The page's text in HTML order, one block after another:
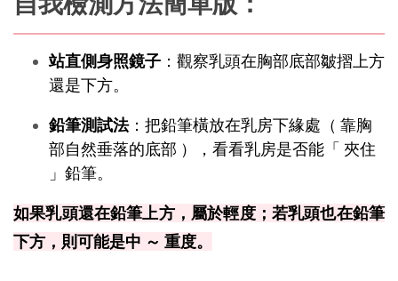
站直側身照鏡子 ：觀察乳頭在胸部底部皺摺上方
還是下方。
鉛筆測試法：把鉛筆橫放在乳房下緣處（ 靠胸
部自然垂落的底部 ），看看乳房是否能「 夾住
」鉛筆。
如果乳頭還在鉛筆上方，屬於輕度；若乳頭也在鉛筆
下方，則可能是中 ～ 重度。